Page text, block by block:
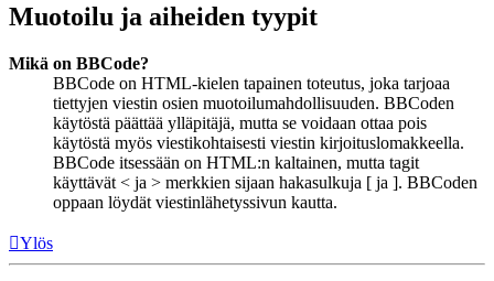
Muotoilu ja aiheiden tyypit
Mikä on BBCode?
BBCode on HTML-kielen tapainen toteutus, joka tarjoaa
tiettyjen viestin osien muotoilumahdollisuuden. BBCoden
käytöstä päättää ylläpitäjä, mutta se voidaan ottaa pois
käytöstä myös viestikohtaisesti viestin kirjoituslomakkeella.
BBCode itsessään on HTML:n kaltainen, mutta tagit
käyttävät < ja > merkkien sijaan hakasulkuja [ ja ]. BBCoden
oppaan löydät viestinlähetyssivun kautta.
Ylös